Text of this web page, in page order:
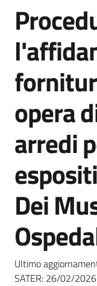
e
strumenti
acquisto
Piattaforme
English
site
Salta al contenuto
opera
arredi
Dei
Ultimo
SATER: 26/02/